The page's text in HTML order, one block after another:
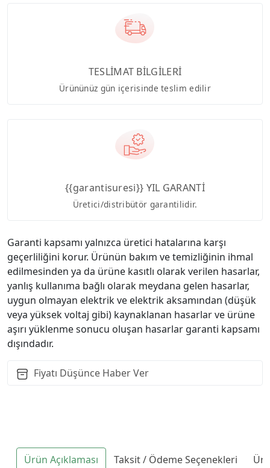
TESLİMAT BİLGİLERİ
Ürününüz gün içerisinde teslim edilir
{{garantisuresi}} YIL GARANTİ
Üretici/distribütör garantilidir.
Garanti kapsamı yalnızca üretici hatalarına karşı
geçerliliğini korur. Ürünün bakım ve temizliğinin ihmal
edilmesinden ya da ürüne kasıtlı olarak verilen hasarlar,
yanlış kullanıma bağlı olarak meydana gelen hasarlar,
uygun olmayan elektrik ve elektrik aksamından (düşük
veya yüksek voltaj gibi) kaynaklanan hasarlar ve ürüne
aşırı yüklenme sonucu oluşan hasarlar garanti kapsamı
dışındadır.
Fiyatı Düşünce Haber Ver
Ürün Açıklaması Taksit / Ödeme Seçenekleri